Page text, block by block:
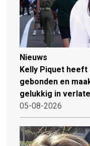
Nieuws
Kelly Piquet
gebonden en
gelukkig in
05-08-2026